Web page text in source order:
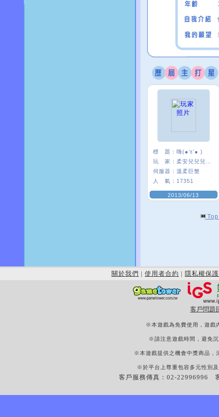
標 題： 嗨(●‘ε’● )
玩 家：
伺服器： 溫柔巨蟹
人 氣： 17351
2013/06/13
關於我們 | 使用者合約 | 隱私權保護
客戶問題
※本遊戲為免費使用，遊戲
※請注意遊戲時間，避免
※本遊戲提供之機會中獎商品，
※於平台上尊重包容多元性別
客戶服務傳真：02-22996996